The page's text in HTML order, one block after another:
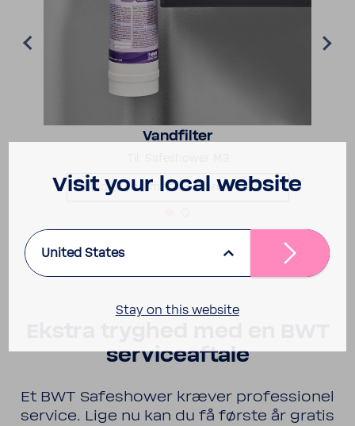
Vand­filter
Blød­gø­ring med best­pro­tect 2XL
servi­ce­af­tale
Et BWT Safes­hower kræver profes­sionel
service. Lige nu kan du få første år gratis
Visit your local website
United States
Stay on this website